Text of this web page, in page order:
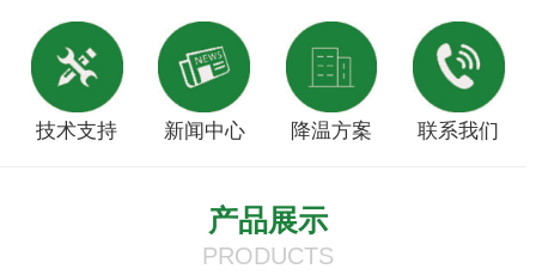
技术支持 新闻中心 降温方案 联系我们
产品展示
PRODUCTS